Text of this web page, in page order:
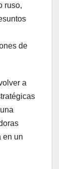
ruso,
de
a
en un